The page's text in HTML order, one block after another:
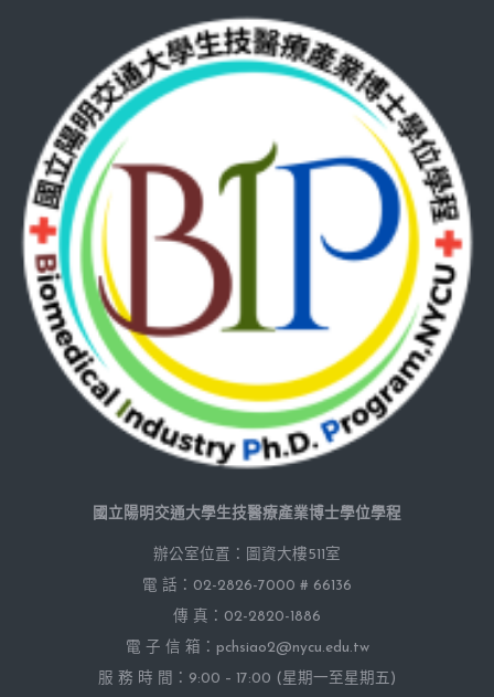
國立陽明交通大學生技醫療產業博士學位學程
辦公室位置：圖資大樓511室
電 話：02-2826-7000 # 66136
傳 真：02-2820-1886
電 子 信 箱：pchsiao2@nycu.edu.tw
服 務 時 間：9:00 – 17:00 (星期一至星期五)